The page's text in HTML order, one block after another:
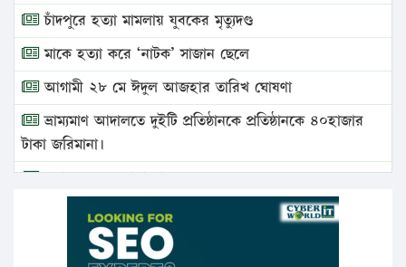
চাঁদপুরে হত্যা মামলায় যুবকের মৃত্যুদণ্ড
মাকে হত্যা করে ‘নাটক’ সাজান ছেলে
আগামী ২৮ মে ঈদুল আজহার তারিখ ঘোষণা
ভ্রাম্যমাণ আদালতে দুইটি প্রতিষ্ঠানকে প্রতিষ্ঠানকে ৪০হাজার
টাকা জরিমানা।
এবার লঞ্চের ভাড়া বাড়ল
১৭ থেকে ২১ শতাংশ বিদ্যুতের দাম বাড়ানোর প্রস্তাব পিডিবির
১৬ মে চাঁদপুর ও ২৫ মে ফেনী সফরে যাবেন প্রধানমন্ত্রী